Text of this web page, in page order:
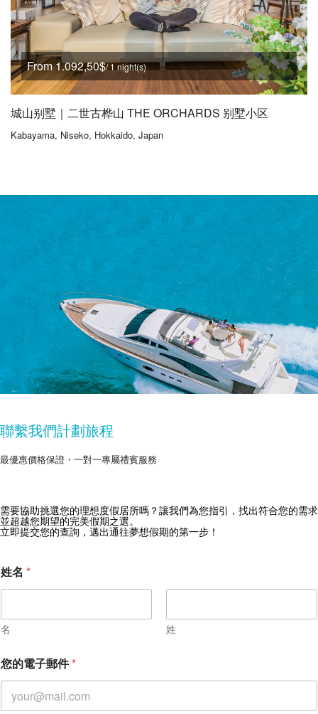
From 1.092,50$/ 1 night(s)
城山别墅｜二世古桦山 THE ORCHARDS 别墅小区
Kabayama, Niseko, Hokkaido, Japan
獲取 Zekkei Collection 獨家優惠
訂閱獨家優惠與旅行靈感
聯繫我們計劃旅程
最優惠價格保證・一對一專屬禮賓服務
需要協助挑選您的理想度假居所嗎？讓我們為您指引，找出符合您的需求
並超越您期望的完美假期之選。
立即提交您的查詢，邁出通往夢想假期的第一步！
姓名 *
名 姓
您的電子郵件*